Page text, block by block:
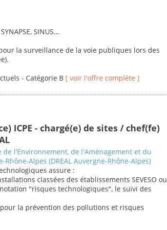
SINUS…
la surveillance de la voie publiques lors des
- Catégorie B [ voir l'offre complète ]
ICPE - chargé(e) de sites / chef(fe)
de l'Environnement, de l'Aménagement et du
Rhône-Alpes (DREAL Auvergne-Rhône-Alpes)
assure :
classées des établissements SEVESO ou
"risques technologiques", le suivi des
la prévention des pollutions et risques